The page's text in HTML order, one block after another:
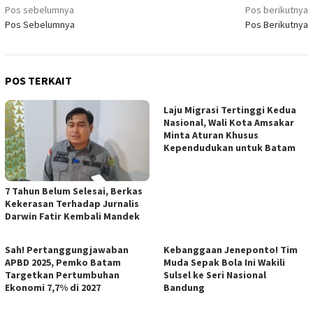
Navigasi
pos
Pos sebelumnya
Pos Sebelumnya
Pos berikutnya
Pos Berikutnya
POS TERKAIT
7 Tahun Belum Selesai, Berkas
Kekerasan Terhadap Jurnalis
Darwin Fatir Kembali Mandek
Laju Migrasi Tertinggi Kedua
Nasional, Wali Kota Amsakar
Minta Aturan Khusus
Kependudukan untuk Batam
Sah! Pertanggungjawaban
APBD 2025, Pemko Batam
Targetkan Pertumbuhan
Ekonomi 7,7% di 2027
Kebanggaan Jeneponto! Tim
Muda Sepak Bola Ini Wakili
Sulsel ke Seri Nasional
Bandung